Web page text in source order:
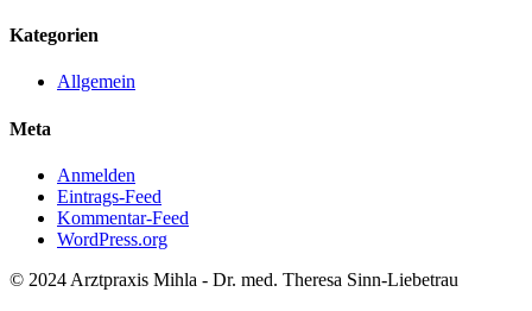
Kategorien
Allgemein
Meta
Anmelden
Eintrags-Feed
Kommentar-Feed
WordPress.org
© 2024 Arztpraxis Mihla - Dr. med. Theresa Sinn-Liebetrau